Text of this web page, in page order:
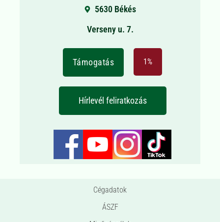
5630 Békés
Verseny u. 7.
Támogatás 1%
Hírlevél feliratkozás
Cégadatok
ÁSZF